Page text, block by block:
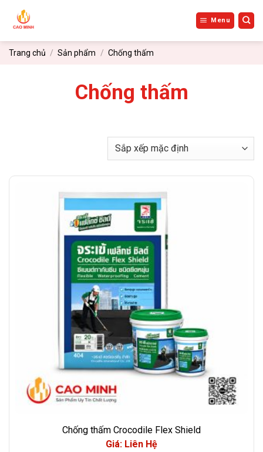
dung
Menu
Trang chủ / Sản phẩm / Chống thấm
Chống thấm
Chống thấm Crocodile Flex Shield
Giá: Liên Hệ